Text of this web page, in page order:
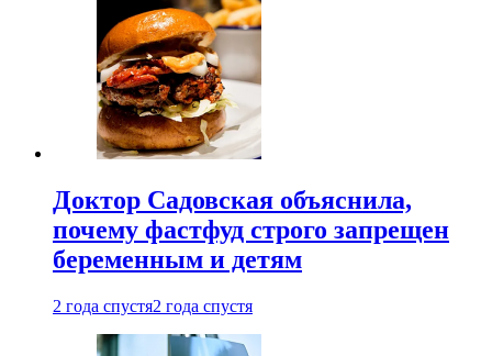
Доктор Садовская объяснила,
почему фастфуд строго запрещен
беременным и детям
2 года спустя2 года спустя